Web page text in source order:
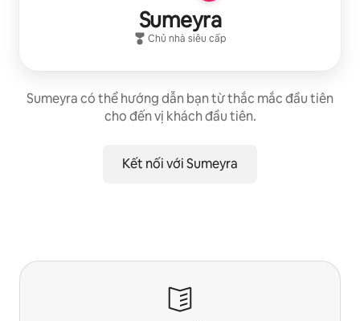
Sumeyra
Chủ nhà siêu cấp
Sumeyra có thể hướng dẫn bạn từ thắc mắc đầu tiên
cho đến vị khách đầu tiên.
Kết nối với Sumeyra